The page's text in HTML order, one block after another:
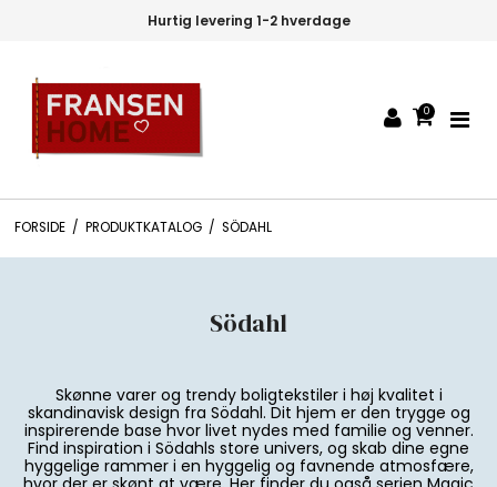
30 dages
0
FORSIDE / PRODUKTKATALOG / SÖDAHL
Södahl
Skønne varer og trendy boligtekstiler i høj kvalitet i
skandinavisk design fra Södahl. Dit hjem er den trygge og
inspirerende base hvor livet nydes med familie og venner.
Find inspiration i Södahls store univers, og skab dine egne
hyggelige rammer i en hyggelig og favnende atmosfære,